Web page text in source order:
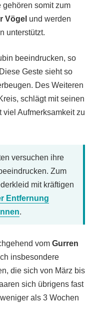
somit zum
Vögel und werden
unterstützt.
beeindrucken, so
Geste sieht so
Des Weiteren
schlägt mit seinen
Aufmerksamkeit zu
versuchen ihre
Zum
mit kräftigen
Entfernung
.
vom Gurren
insbesondere
die sich von März bis
sich übrigens fast
als 3 Wochen